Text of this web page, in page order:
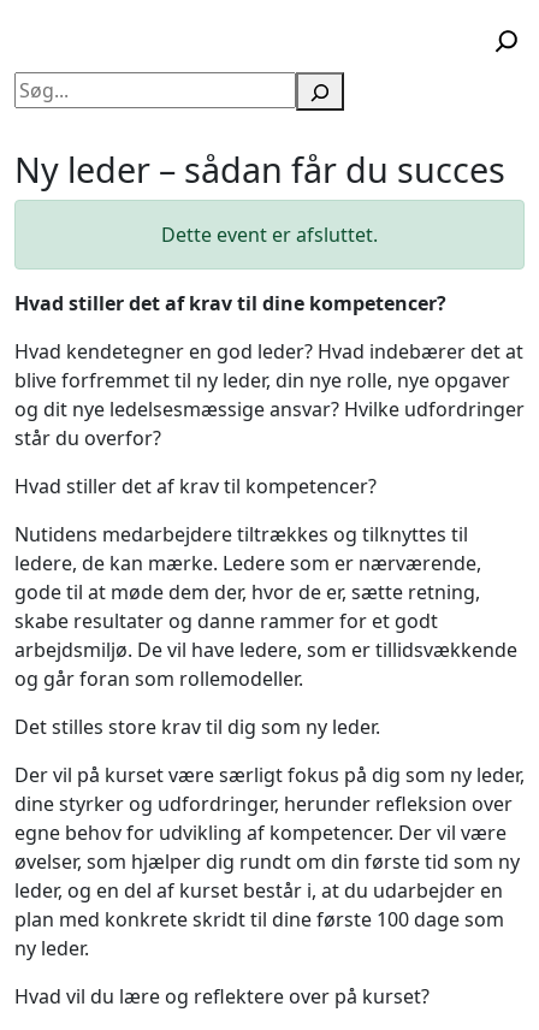
Søg
Ny leder – sådan får du succes
Dette event er afsluttet.
Hvad stiller det af krav til dine kompetencer?
Hvad kendetegner en god leder? Hvad indebærer det at
blive forfremmet til ny leder, din nye rolle, nye opgaver
og dit nye ledelsesmæssige ansvar? Hvilke udfordringer
står du overfor?
Hvad stiller det af krav til kompetencer?
Nutidens medarbejdere tiltrækkes og tilknyttes til
ledere, de kan mærke. Ledere som er nærværende,
gode til at møde dem der, hvor de er, sætte retning,
skabe resultater og danne rammer for et godt
arbejdsmiljø. De vil have ledere, som er tillidsvækkende
og går foran som rollemodeller.
Det stilles store krav til dig som ny leder.
Der vil på kurset være særligt fokus på dig som ny leder,
dine styrker og udfordringer, herunder refleksion over
egne behov for udvikling af kompetencer. Der vil være
øvelser, som hjælper dig rundt om din første tid som ny
leder, og en del af kurset består i, at du udarbejder en
plan med konkrete skridt til dine første 100 dage som
ny leder.
Hvad vil du lære og reflektere over på kurset?